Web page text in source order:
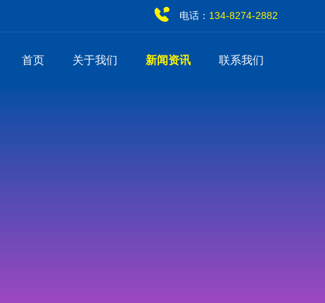
134-8274-2882
电话：
首页 关于我们 新闻资讯 联系我们